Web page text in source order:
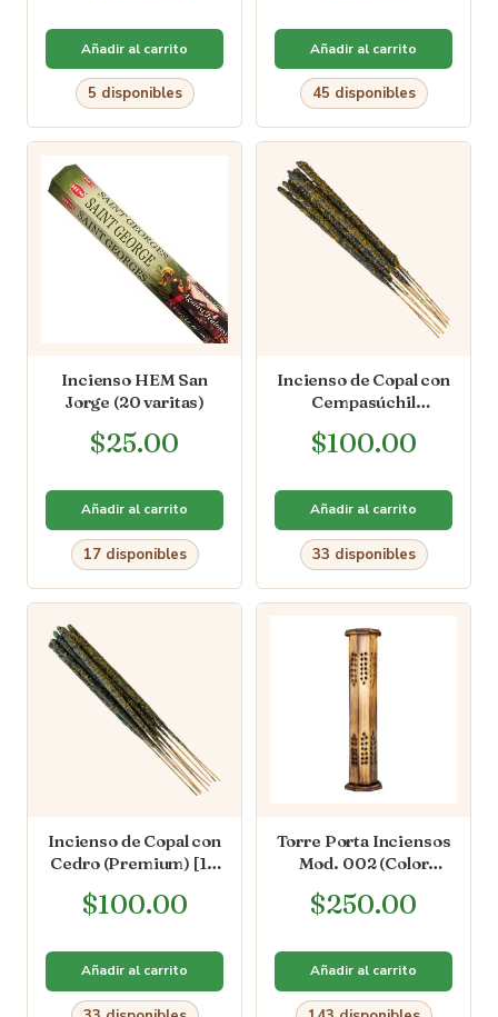
Añadir al carrito
5 disponibles
Añadir al carrito
45 disponibles
Incienso HEM San
Jorge (20 varitas)
$25.00
Añadir al carrito
17 disponibles
Incienso de Copal con
Cempasúchil
$100.00
Añadir al carrito
33 disponibles
Incienso de Copal con
Cedro (Premium) [10
$100.00
Añadir al carrito
Torre Porta Inciensos
Mod. 002 (Color
$250.00
Añadir al carrito